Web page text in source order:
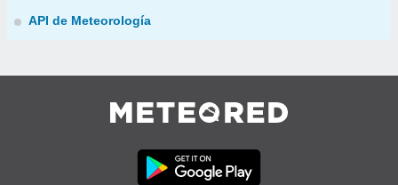
API de Meteorología